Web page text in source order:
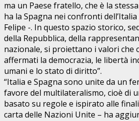
ma un Paese fratello, che è la
ha la Spagna nei confronti
Felipe -. In questo spazio storico,
della Repubblica, della
nazionale, si proiettano i valori che
affermati la democrazia, le libertà
umani e lo stato di diritto”.
“Italia e Spagna sono unite da un
favore del multilateralismo, cioè di
basato su regole e ispirato alle
carta delle Nazioni Unite – ha